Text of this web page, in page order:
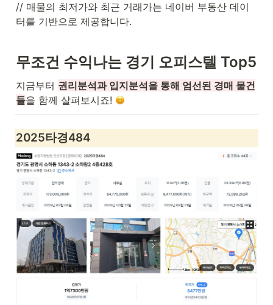
// 매물의 최저가와 최근 거래가는 네이버 부동산 데이
터를 기반으로 제공합니다.
무조건 수익나는 경기 오피스텔 Top5
지금부터 권리분석과 입지분석을 통해 엄선된 경매 물건
들을 함께 살펴보시죠!
2025타경484